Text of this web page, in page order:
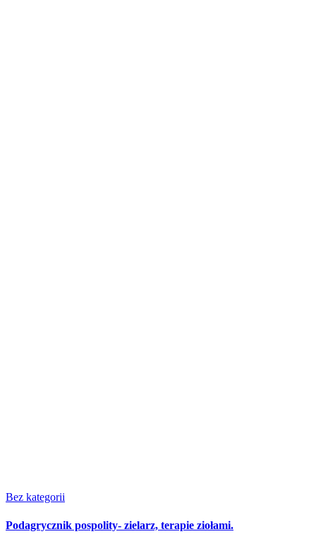
Bez kategorii
Podagrycznik pospolity- zielarz, terapie ziołami.